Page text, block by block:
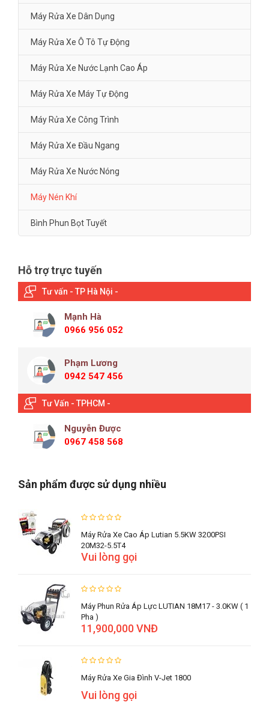
Máy Rửa Xe Dân Dụng
Máy Rửa Xe Ô Tô Tự Động
Máy Rửa Xe Nước Lạnh Cao Áp
Máy Rửa Xe Máy Tự Động
Máy Rửa Xe Công Trình
Máy Rửa Xe Đầu Ngang
Máy Rửa Xe Nước Nóng
Máy Nén Khí
Bình Phun Bọt Tuyết
Hỗ trợ trực tuyến
Tư vấn - TP Hà Nội -
Mạnh Hà
0966 956 052
Phạm Lương
0942 547 456
Tư Vấn - TPHCM -
Nguyễn Được
0967 458 568
Sản phẩm được sử dụng nhiều
Máy Rửa Xe Cao Áp Lutian 5.5KW 3200PSI
20M32-5.5T4
Vui lòng gọi
Máy Phun Rửa Áp Lực LUTIAN 18M17 - 3.0KW ( 1
Pha )
11,900,000 VNĐ
Máy Rửa Xe Gia Đình V-Jet 1800
Vui lòng gọi